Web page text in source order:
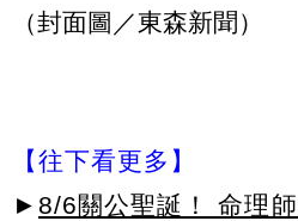
（封面圖／東森新聞）
【往下看更多】
► 8/6關公聖誕！ 命理